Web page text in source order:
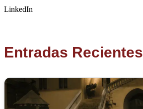
LinkedIn
Entradas Recientes